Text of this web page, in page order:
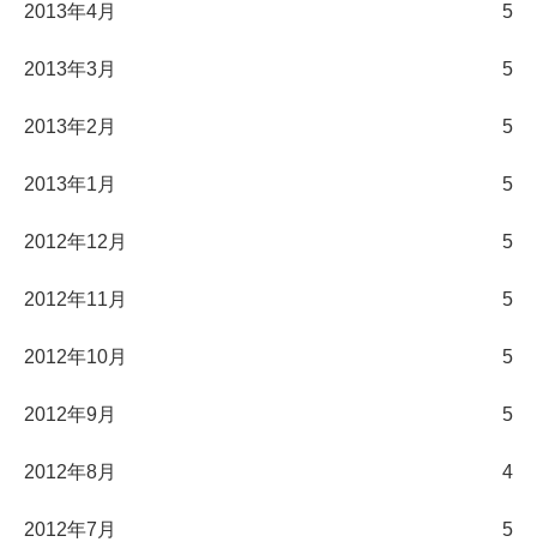
2013年4月 5
2013年3月 5
2013年2月 5
2013年1月 5
2012年12月 5
2012年11月 5
2012年10月 5
2012年9月 5
2012年8月 4
2012年7月 5